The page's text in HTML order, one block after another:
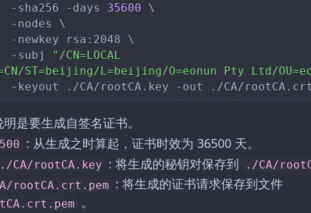
            -sha256 -days
35600 \
            -nodes
\
            -newkey rsa:2048
\
            -subj
"/CN=LOCAL
ST=beijing/L=beijing/O=eonun Pty Ltd/
是要生成自签名证书。
: 从生成之时算起，证书时效为 36500 天。
CA/rootCA.key : 将生成的秘钥对保存到 ./CA/
rootCA.crt.pem : 将生成的证书请求保存到文件
。